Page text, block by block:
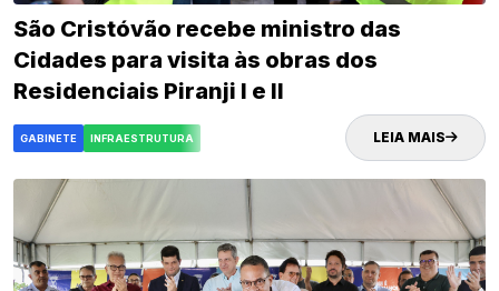
São Cristóvão recebe ministro das
Cidades para visita às obras dos
Residenciais Piranji I e II
GABINETE INFRAESTRUTURA LEIA MAIS